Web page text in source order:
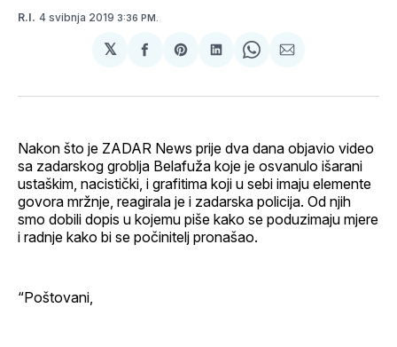
R.I. 4 svibnja 2019 3:36 PM.
𝕏
podijeliSharepodijeliSharepodijeli
Nakon što je ZADAR News prije dva dana objavio video
sa zadarskog groblja Belafuža koje je osvanulo išarani
ustaškim, nacistički, i grafitima koji u sebi imaju elemente
govora mržnje, reagirala je i zadarska policija. Od njih
smo dobili dopis u kojemu piše kako se poduzimaju mjere
i radnje kako bi se počinitelj pronašao.
“Poštovani,